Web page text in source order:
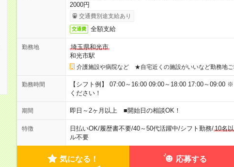
2000円
交通費別途支給あり
交通費 全額支給
勤務地
埼玉県和光市
和光市駅
介護施設や病院など ★自宅近くの施設がいいなど勤務地ご
勤務時間
【シフト例】 07:00～16:00 09:00～18:00 17:00～09:00
ください！
期間 即日～2ヶ月以上 ■開始日の相談OK！
特徴 日払いOK/履歴書不要/40～50代活躍中/シフト勤務/10名
ル不要
気になる！ 応募する